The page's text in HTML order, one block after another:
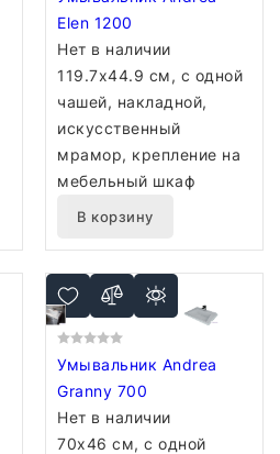
Elen 1200
Нет в наличии
119.7x44.9 см, с одной
чашей, накладной,
искусственный
мрамор, крепление на
мебельный шкаф
В корзину
Умывальник Andrea
Granny 700
Нет в наличии
70x46 см, с одной